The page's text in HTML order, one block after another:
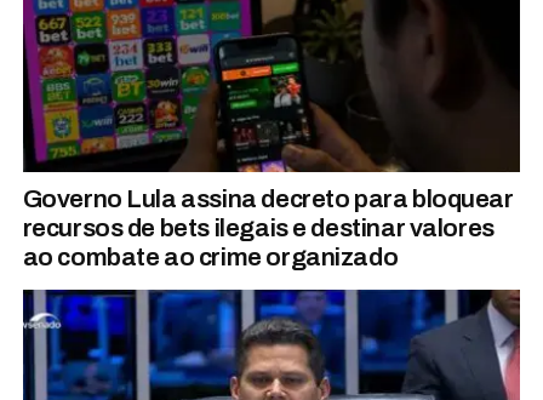
Governo Lula assina decreto para bloquear
recursos de bets ilegais e destinar valores
ao combate ao crime organizado